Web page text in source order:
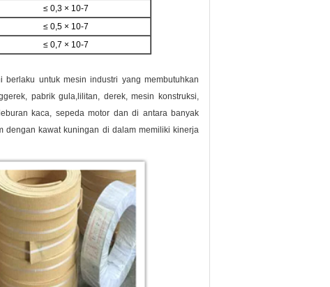
≤ 0,3 × 10-7
≤ 0,5 × 10-7
≤ 0,7 × 10-7
untuk mesin industri yang membutuhkan
pabrik gula,lilitan, derek, mesin konstruksi,
kaca, sepeda motor dan di antara banyak
dengan kawat kuningan di dalam memiliki kinerja